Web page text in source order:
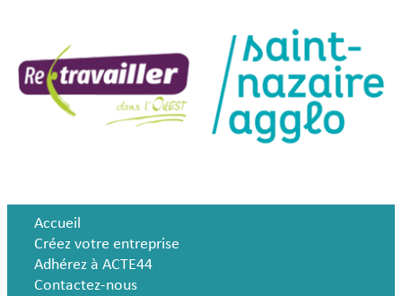
Accueil
Créez votre entreprise
Adhérez à ACTE44
Contactez-nous